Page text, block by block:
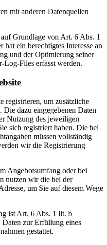
mit anderen Datenquellen
Grundlage von Art. 6 Abs. 1
ein berechtigtes Interesse an
und der Optimierung seiner
Log-Files erfasst werden.
registrieren, um zusätzliche
dazu eingegebenen Daten
Nutzung des jeweiligen
sich registriert haben. Die bei
müssen vollständig
wir die Registrierung
Angebotsumfang oder bei
nutzen wir die bei der
um Sie auf diesem Wege
ist Art. 6 Abs. 1 lit. b
zur Erfüllung eines
gestattet.